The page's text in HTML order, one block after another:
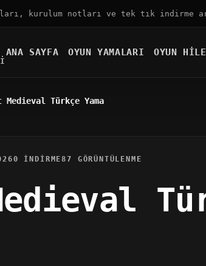
kurulum notları ve tek tık indirme
ANA SAYFA OYUN YAMALARI OYUN
Medieval Türkçe Yama
0 INDIRME87 GÖRÜNTÜLENME